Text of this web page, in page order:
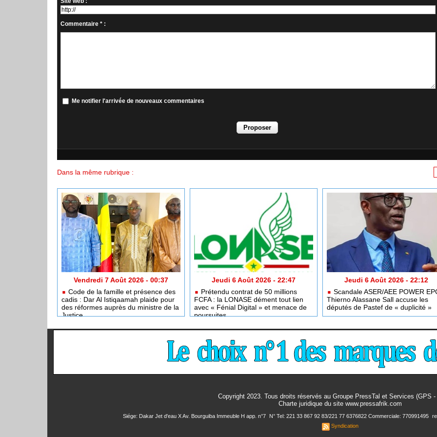
Commentaire * :
Me notifier l'arrivée de nouveaux commentaires
Dans la même rubrique :
Vendredi 7 Août 2026 - 00:37
Code de la famille et présence des
cadis : Dar Al Istiqaamah plaide pour
des réformes auprès du ministre de la
Justice
Jeudi 6 Août 2026 - 22:47
Prétendu contrat de 50 millions
FCFA : la LONASE dément tout lien
avec « Fénial Digital » et menace de
poursuites
Jeudi 6 Août 2026 - 22:12
Scandale ASER/AEE POWER
Thierno Alassane Sall accuse les
députés de Pastef de « duplicité »
Copyright 2023. Tous droits réservés au Groupe PressTal et Services (GPS -
Charte juridiquedu site www.pressafrik.com
Siége: Dakar Jet d'eau X Av. Bourguiba Immeuble H app. n°7 N° Tel: 221 33 867 92 83/221 77 6376822 Commerciale: 770991495
Syndication